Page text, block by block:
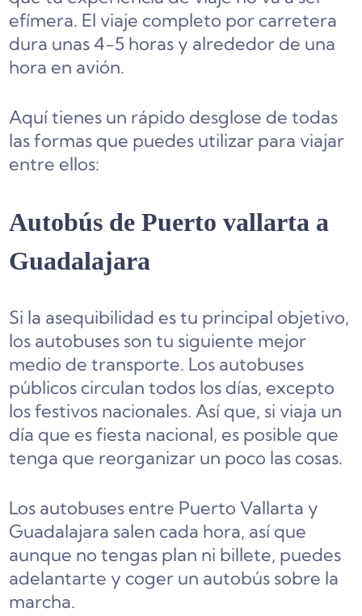
efímera. El viaje completo por carretera
dura unas 4-5 horas y alrededor de una
hora en avión.
Aquí tienes un rápido desglose de todas
las formas que puedes utilizar para viajar
entre ellos:
Autobús de Puerto vallarta a
Guadalajara
Si la asequibilidad es tu principal objetivo,
los autobuses son tu siguiente mejor
medio de transporte. Los autobuses
públicos circulan todos los días, excepto
los festivos nacionales. Así que, si viaja un
día que es fiesta nacional, es posible que
tenga que reorganizar un poco las cosas.
Los autobuses entre Puerto Vallarta y
Guadalajara salen cada hora, así que
aunque no tengas plan ni billete, puedes
adelantarte y coger un autobús sobre la
marcha.